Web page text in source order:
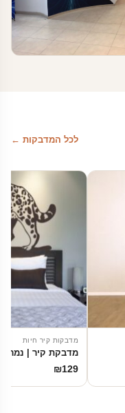
לכל המדבקות ←
מדבקות קיר חיות
מדבקת קיר | נמר
₪129